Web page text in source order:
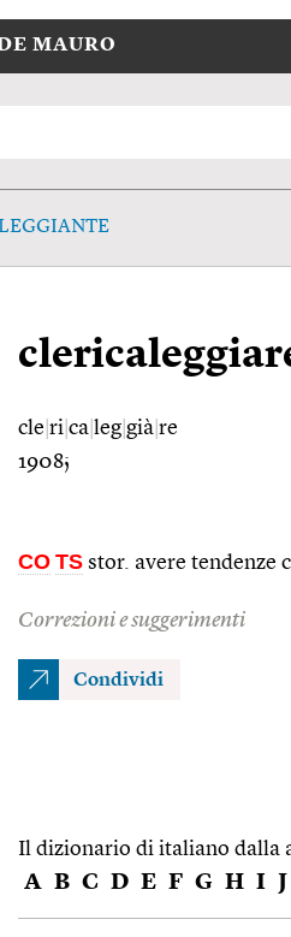
MAURO
cle ri ca leg già re
1908;
CO TS stor. avere tendenze
Correzioni e suggerimenti
Condividi
Il dizionario di italiano dalla
A B C D E F G H I J